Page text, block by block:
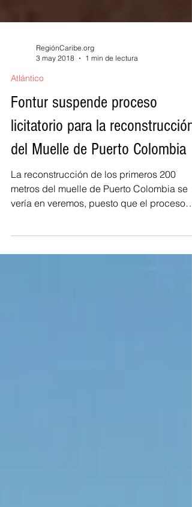
3 may 2018
Atlántico
Fontur suspende proceso
licitatorio para la reconstrucción
del Muelle de Puerto Colombia
La reconstrucción de los primeros 200
metros del muelle de Puerto Colombia se
licitatorio para...